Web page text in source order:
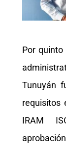
Por
Tunuyán
requisitos
IRAM